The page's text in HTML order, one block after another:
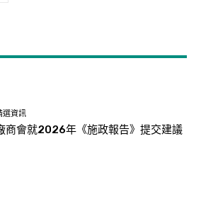
選資訊
商會就2026年《施政報告》提交建議